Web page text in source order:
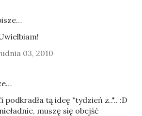
03, 2010
podkradła tą ideę "tydzień z..".. :D
muszę się obejść